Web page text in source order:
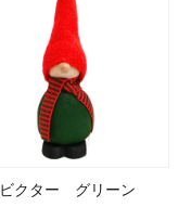
ビクター グリーン